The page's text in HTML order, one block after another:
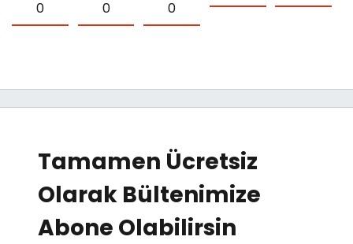
0 0 0
Tamamen Ücretsiz
Olarak Bültenimize
Abone Olabilirsin